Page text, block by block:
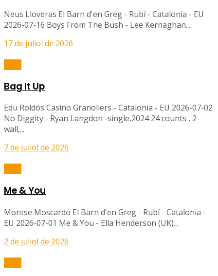
Neus Lloveras El Barn d'en Greg - Rubí - Catalonia - EU
2026-07-16 Boys From The Bush - Lee Kernaghan...
17 de juliol de 2026
Bag It Up
Edu Roldós Casino Granollers - Catalonia - EU 2026-07-02
No Diggity - Ryan Langdon -single,2024 24 counts , 2
wall,...
7 de juliol de 2026
Me & You
Montse Moscardó El Barn d'en Greg - Rubí - Catalonia -
EU 2026-07-01 Me & You - Ella Henderson (UK)...
2 de juliol de 2026